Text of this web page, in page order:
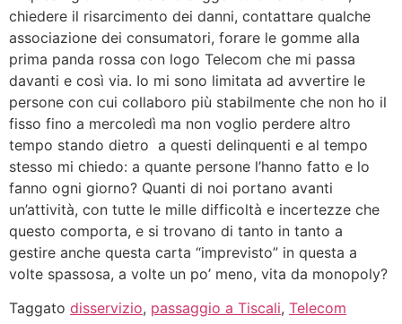
chiedere il risarcimento dei danni, contattare qualche
associazione dei consumatori, forare le gomme alla
prima panda rossa con logo Telecom che mi passa
davanti e così via. Io mi sono limitata ad avvertire le
persone con cui collaboro più stabilmente che non ho il
fisso fino a mercoledì ma non voglio perdere altro
tempo stando dietro a questi delinquenti e al tempo
stesso mi chiedo: a quante persone l’hanno fatto e lo
fanno ogni giorno? Quanti di noi portano avanti
un’attività, con tutte le mille difficoltà e incertezze che
questo comporta, e si trovano di tanto in tanto a
gestire anche questa carta “imprevisto” in questa a
volte spassosa, a volte un po’ meno, vita da monopoly?
Taggato disservizio, passaggio a Tiscali, Telecom